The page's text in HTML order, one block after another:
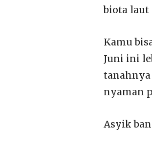
biota laut
Kamu
Juni ini
nyaman
Asyik